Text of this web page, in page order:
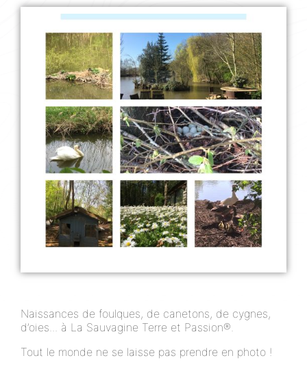
Naissances de foulques, de canetons, de cygnes,
d’oies... à La Sauvagine Terre et Passion®.
Tout le monde ne se laisse pas prendre en photo !